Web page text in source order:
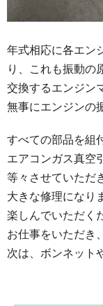
年式相応に各エン
り、これも振動の
交換するエンジン
無事にエンジンの
すべての部品を組
エアコンガス真空
等々させていただ
大きな修理になり
楽しんでいただく
お仕事をいただき
次は、ボンネット